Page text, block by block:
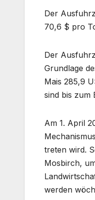
Der
70,6 $ pro
Der
Grundlage
Mais 285,9
sind bis zum
Am 1. April
treten wird.
Mosbirch,
werden